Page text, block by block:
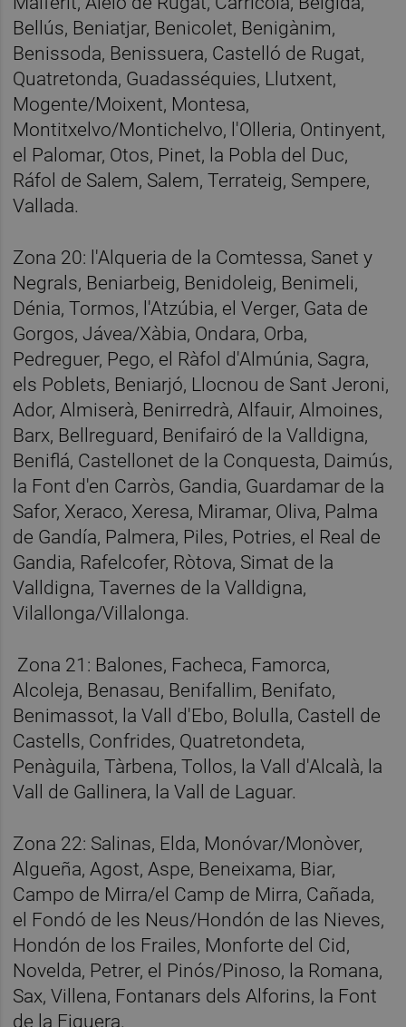
Bellús, Beniatjar, Benicolet, Benigànim,
Benissoda, Benissuera, Castelló de Rugat,
Quatretonda, Guadasséquies, Llutxent,
Mogente/Moixent, Montesa,
Montitxelvo/Montichelvo, l'Olleria, Ontinyent,
el Palomar, Otos, Pinet, la Pobla del Duc,
Ráfol de Salem, Salem, Terrateig, Sempere,
Vallada.
Zona 20: l'Alqueria de la Comtessa, Sanet y
Negrals, Beniarbeig, Benidoleig, Benimeli,
Dénia, Tormos, l'Atzúbia, el Verger, Gata de
Gorgos, Jávea/Xàbia, Ondara, Orba,
Pedreguer, Pego, el Ràfol d'Almúnia, Sagra,
els Poblets, Beniarjó, Llocnou de Sant Jeroni,
Ador, Almiserà, Benirredrà, Alfauir, Almoines,
Barx, Bellreguard, Benifairó de la Valldigna,
Beniflá, Castellonet de la Conquesta, Daimús,
la Font d'en Carròs, Gandia, Guardamar de la
Safor, Xeraco, Xeresa, Miramar, Oliva, Palma
de Gandía, Palmera, Piles, Potries, el Real de
Gandia, Rafelcofer, Ròtova, Simat de la
Valldigna, Tavernes de la Valldigna,
Vilallonga/Villalonga.
Zona 21: Balones, Facheca, Famorca,
Alcoleja, Benasau, Benifallim, Benifato,
Benimassot, la Vall d'Ebo, Bolulla, Castell de
Castells, Confrides, Quatretondeta,
Penàguila, Tàrbena, Tollos, la Vall d'Alcalà, la
Vall de Gallinera, la Vall de Laguar.
Zona 22: Salinas, Elda, Monóvar/Monòver,
Algueña, Agost, Aspe, Beneixama, Biar,
Campo de Mirra/el Camp de Mirra, Cañada,
el Fondó de les Neus/Hondón de las Nieves,
Hondón de los Frailes, Monforte del Cid,
Novelda, Petrer, el Pinós/Pinoso, la Romana,
Sax, Villena, Fontanars dels Alforins, la Font
de la Figuera.